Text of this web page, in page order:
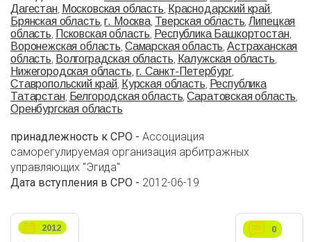
Дагестан, Московская область, Краснодарский край,
Брянская область,г. Москва, Тверская область,Липецкая
область, Псковская область, Республика Башкортостан,
Воронежская область, Самарская область,Астраханская
область, Волгоградская область, Калужская область,
Нижегородская область, г. Санкт-Петербург,
Ставропольский край, Курская область, Республика
Татарстан, Белгородская область,Саратовская область,
Оренбургская область
принадлежность к СРО - Ассоциация
саморегулируемая организация арбитражных
управляющих "Эгида"
Дата вступления в СРО - 2012-06-19
2012 0